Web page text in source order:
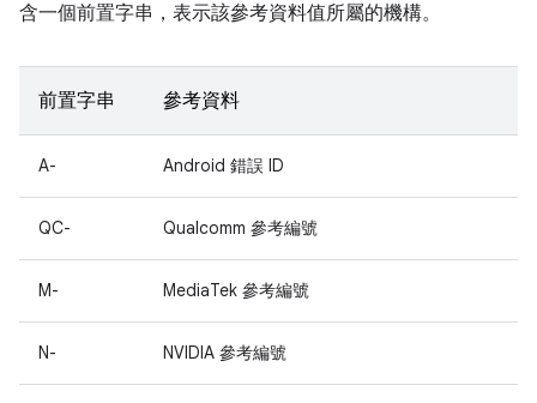
含一個前置字串，表示該參考資料值所屬的機構。
前置字串 參考資料
A- Android 錯誤 ID
QC- Qualcomm 參考編號
M- MediaTek 參考編號
N- NVIDIA 參考編號